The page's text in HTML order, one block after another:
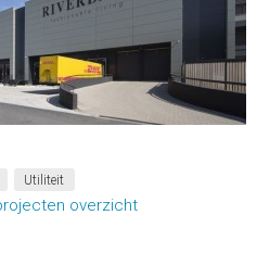
Utiliteit
overzicht